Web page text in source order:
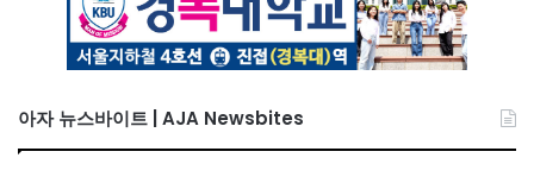
아자 뉴스바이트 | AJA Newsbites